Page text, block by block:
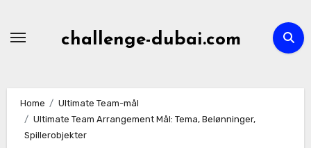
challenge-dubai.com
Home
Ultimate Team-mål
Ultimate Team Arrangement Mål: Tema, Belønninger,
Spillerobjekter